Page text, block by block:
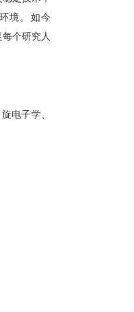
境。如今
个研究人
电子学、